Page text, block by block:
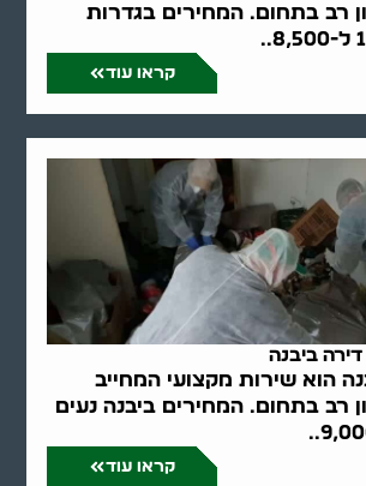
רב בתחום. המחירים בגדרות
קראו עוד
דירה ביבנה
הוא שירות מקצועי המחייב
רב בתחום. המחירים ביבנה נעים
קראו עוד